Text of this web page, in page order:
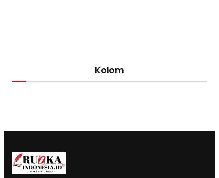
Kolom